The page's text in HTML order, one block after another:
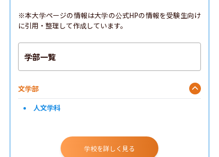
※本大学ページの情報は大学の公式HPの情報を受験生向け
に引用・整理して作成しています。
学部一覧
文学部
人文学科
学校を詳しく見る